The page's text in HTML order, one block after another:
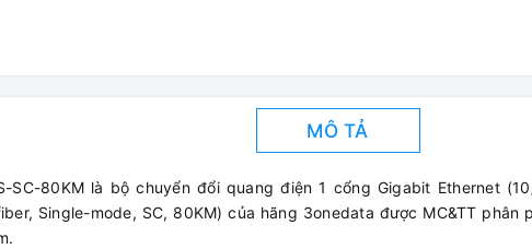
MÔ TẢ
SC-80KM là bộ chuyển đổi quang điện 1 cổng Gigabit Ethernet
Single-mode, SC, 80KM) của hãng 3onedata được MC&TT phân